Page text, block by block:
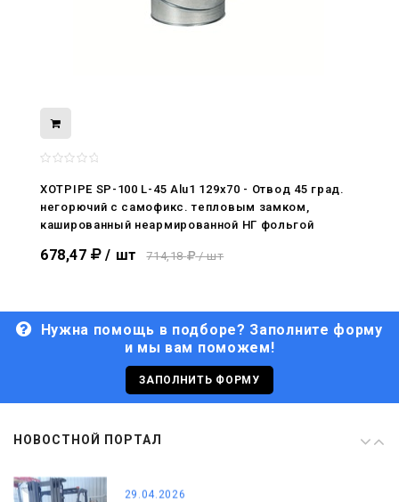
XOTPIPE SP-100 L-45 Alu1 129x70 - Отвод 45 град.
негорючий c самофикс. тепловым замком,
кашированный неармированной НГ фольгой
678,47 / шт 714,18 / шт
Нужна помощь в подборе? Заполните форму
и мы вам поможем!
ЗАПОЛНИТЬ ФОРМУ
НОВОСТНОЙ ПОРТАЛ
нами
29.04.2026
29.06.2026
С Днём кораблестроителя!
С Днём Победы. Память, которая с
29.04.2026